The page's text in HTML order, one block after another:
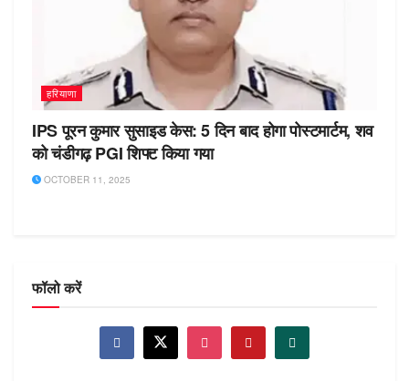
हरियाणा
IPS पूरन कुमार सुसाइड केस: 5 दिन बाद होगा पोस्टमार्टम, शव
को चंडीगढ़ PGI शिफ्ट किया गया
OCTOBER 11, 2025
फॉलो करें